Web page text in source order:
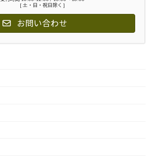
[ 土・日・祝日除く ]
お問い合わせ